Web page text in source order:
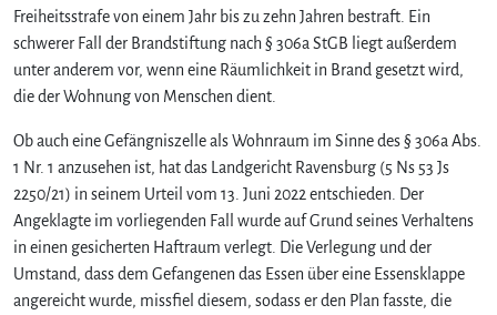
Freiheitsstrafe von einem Jahr bis zu zehn Jahren bestraft. Ein
schwerer Fall der Brandstiftung nach § 306a StGB liegt außerdem
unter anderem vor, wenn eine Räumlichkeit in Brand gesetzt wird,
die der Wohnung von Menschen dient.
Ob auch eine Gefängniszelle als Wohnraum im Sinne des § 306a Abs.
1 Nr. 1 anzusehen ist, hat das Landgericht Ravensburg (5 Ns 53 Js
2250/21) in seinem Urteil vom 13. Juni 2022 entschieden. Der
Angeklagte im vorliegenden Fall wurde auf Grund seines Verhaltens
in einen gesicherten Haftraum verlegt. Die Verlegung und der
Umstand, dass dem Gefangenen das Essen über eine Essensklappe
angereicht wurde, missfiel diesem, sodass er den Plan fasste, die